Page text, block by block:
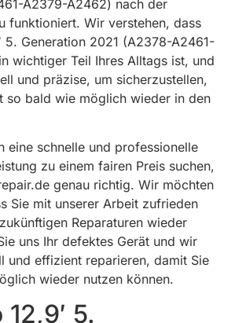
A2379-A2462) nach der
funktioniert. Wir verstehen, dass
5. Generation 2021 (A2378-A2461-
wichtiger Teil Ihres Alltags ist, und
und präzise, um sicherzustellen,
so bald wie möglich wieder in den
eine schnelle und professionelle
zu einem fairen Preis suchen,
genau richtig. Wir möchten
Sie mit unserer Arbeit zufrieden
Reparaturen wieder
uns Ihr defektes Gerät und wir
und effizient reparieren, damit Sie
wieder nutzen können.
5.